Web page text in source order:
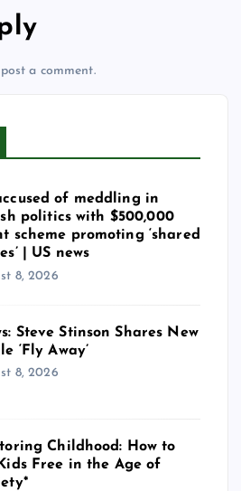
a comment.
of meddling in
politics with $500,000
scheme promoting ‘shared
| US news
8, 2026
Steve Stinson Shares New
‘Fly Away’
8, 2026
Childhood: How to
Free in the Age of